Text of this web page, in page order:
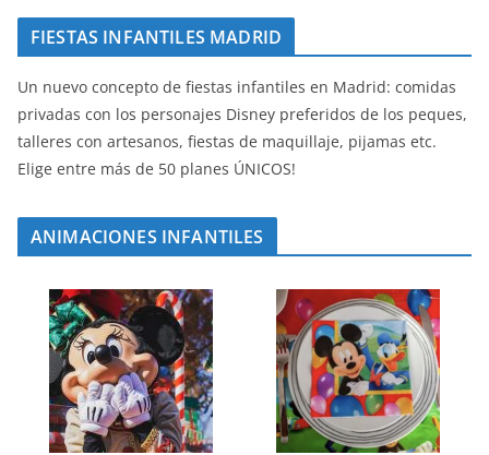
FIESTAS INFANTILES MADRID
Un nuevo concepto de fiestas infantiles en Madrid: comidas
privadas con los personajes Disney preferidos de los peques,
talleres con artesanos, fiestas de maquillaje, pijamas etc.
Elige entre más de 50 planes ÚNICOS!
ANIMACIONES INFANTILES